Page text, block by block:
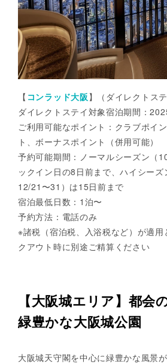
【 コンラッド大阪 】（ダイレクトステ
ダイレクトステイ対象宿泊期間：
ご利用可能なポイント：クラブポイ
ト、ボーナスポイント（併用可能）
予約可能期間：ノーマルシーズン（
ックイン日の8日前まで、ハイシーズ
12/21〜31）は15日前まで
宿泊最低日数：1泊〜
予約方法：電話のみ
※諸税（宿泊税、入浴税など）が適用
クアウト時に別途ご精算ください
【大阪城エリア】都会
緑豊かな大阪城公園
大阪城天守閣を中心に緑豊かな風景